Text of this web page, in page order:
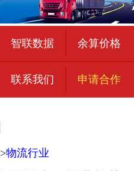
绍兴至全国
合作加盟
宜荣智联
智联数据 余算价格
联系我们 申请合作
>物流行业